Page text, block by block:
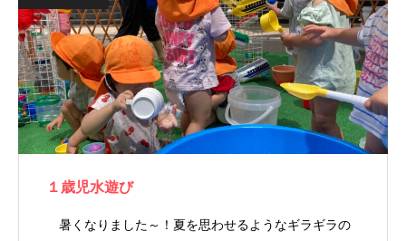
１歳児水遊び
暑くなりました～！夏を思わせるようなギラギラの